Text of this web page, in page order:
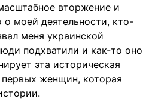
вторжение и
моей деятельности, кто-
меня украинской
подхватили и как-то оно
эта историческая
женщин, которая